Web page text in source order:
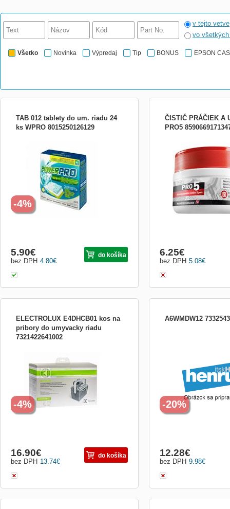
v tejto vetve
vo
Všetko Novinka Výpredaj Tip BONUS EPSON
TAB 012 tablety do um. riadu 24
ks WPRO 8015250126129
umývačiek značky Whirlpool a
samozrejme aj iných značiek, účinne
odstraňujú z umývačky a riadu mastnotu,
usadeniny vodného kameňa a nežiaduce
pachy. Zároveň chránia sklo a pôsobia
ako prevencia proti korózii na príboroch a
4.80€
bez DPH
5.90€ do košíka
-4%
ČISTIČ PRÁČIEK A
PRO5
Prostriedok pre
umývačiek riadu
Optimalizuje výkon
spotrebu energie Balenie:
5.08€
bez DPH
6.25€
ELECTROLUX E4DHCB01 kos na
pribory do umyvacky riadu
7321422641002
13.74€
bez DPH
16.90€ do košíka
-4%
A6WMDW12
9.98€
bez DPH
12.28€
-20%